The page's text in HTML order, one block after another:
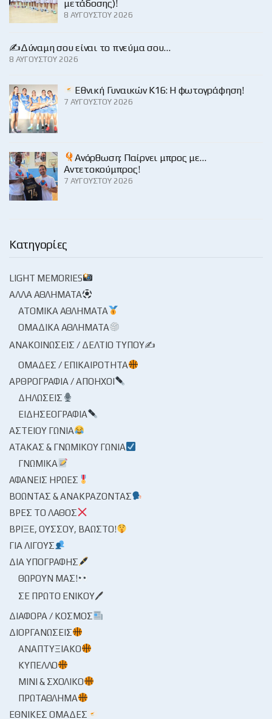
μετάδοσης)!
8 ΑΥΓΟΎΣΤΟΥ 2026
✍️Δύναμη σου είναι το πνεύμα σου…
8 ΑΥΓΟΎΣΤΟΥ 2026
Εθνική Γυναικών Κ16: Η φωτογράφηση!
7 ΑΥΓΟΎΣΤΟΥ 2026
Ανόρθωση: Παίρνει μπρος με…
Αντετοκούμπρος!
7 ΑΥΓΟΎΣΤΟΥ 2026
Κατηγορίες
LIGHT MEMORIES
ΆΛΛΑ ΑΘΛΉΜΑΤΑ
ΑΤΟΜΙΚΆ ΑΘΛΉΜΑΤΑ
ΟΜΑΔΙΚΆ ΑΘΛΉΜΑΤΑ
ΑΝΑΚΟΙΝΏΣΕΙΣ / ΔΕΛΤΊΟ ΤΎΠΟΥ✍
ΟΜΆΔΕΣ / ΕΠΙΚΑΙΡΌΤΗΤΑ
ΑΡΘΡΟΓΡΑΦΊΑ / ΑΠΌΗΧΟΙ
ΔΗΛΏΣΕΙΣ
ΕΙΔΗΣΕΟΓΡΑΦΊΑ
ΑΣΤΕΊΟΥ ΓΩΝΊΑ
ΑΤΆΚΑΣ & ΓΝΩΜΙΚΟΎ ΓΩΝΊΑ
ΓΝΩΜΙΚΆ
ΑΦΑΝΕΊΣ ΉΡΩΕΣ
ΒΟΏΝΤΑΣ & ΑΝΑΚΡΆΖΟΝΤΑΣ
ΒΡΕΣ ΤΟ ΛΆΘΟΣ
ΒΡΊΞΕ, ΟΎΣΣΟΥ, ΒΆΩΣΤΟ!
ΓΙΑ ΛΊΓΟΥΣ
ΔΙΑ ΥΠΟΓΡΑΦΉΣ
ΘΩΡΟΎΝ ΜΑΣ!
ΣΕ ΠΡΏΤΟ ΕΝΙΚΟΎ🖊
ΔΙΆΦΟΡΑ / ΚΌΣΜΟΣ
ΔΙΟΡΓΑΝΏΣΕΙΣ
ΑΝΑΠΤΥΞΙΑΚΌ
ΚΎΠΕΛΛΟ
ΜΊΝΙ & ΣΧΟΛΙΚΌ
ΠΡΩΤΆΘΛΗΜΑ
ΕΘΝΙΚΈΣ ΟΜΆΔΕΣ